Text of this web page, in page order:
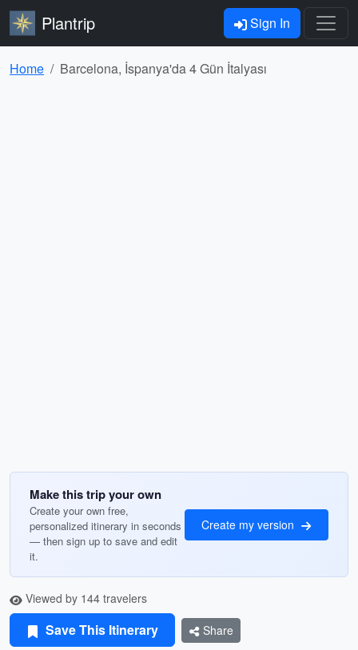
Plantrip Sign In
Home Barcelona, İspanya'da 4 Gün İtalyası
Make this trip your own
Create your own free,
personalized itinerary in seconds
— then sign up to save and edit
it.
Create my version
Viewed by 144 travelers
Save This Itinerary Share